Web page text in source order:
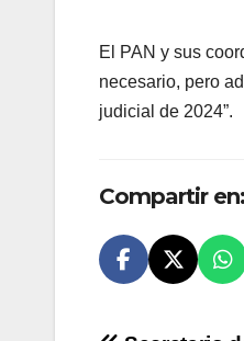
El PAN y sus
necesario, pero
judicial de 2024”.
Compartir en: